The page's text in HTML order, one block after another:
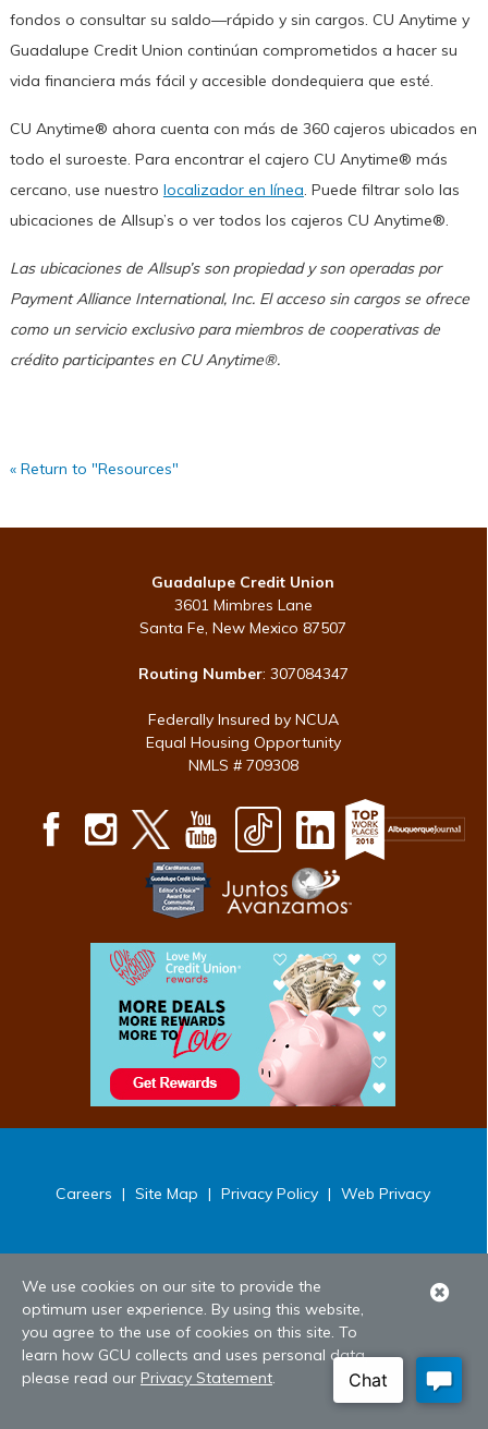
We use cookies on our site to provide the
optimum user experience. By using this website,
you agree to the use of cookies on this site. To
learn how GCU collects and uses personal data,
please read our Privacy Statement.
fondos o consultar su saldo—rápido y sin cargos. CU Anytime y
Guadalupe Credit Union continúan comprometidos a hacer su
vida financiera más fácil y accesible dondequiera que esté.
CU Anytime® ahora cuenta con más de 360 cajeros ubicados en
todo el suroeste. Para encontrar el cajero CU Anytime® más
cercano, use nuestro localizador en línea. Puede filtrar solo las
ubicaciones de Allsup’s o ver todos los cajeros CU Anytime®.
Las ubicaciones de Allsup’s son propiedad y son operadas por
Payment Alliance International, Inc. El acceso sin cargos se ofrece
como un servicio exclusivo para miembros de cooperativas de
crédito participantes en CU Anytime®.
« Return to "Resources"
Guadalupe Credit Union
3601 Mimbres Lane
Santa Fe, New Mexico 87507
Routing Number: 307084347
Federally Insured by NCUA
Equal Housing Opportunity
NMLS # 709308
Careers | Site Map | Privacy Policy | Web Privacy